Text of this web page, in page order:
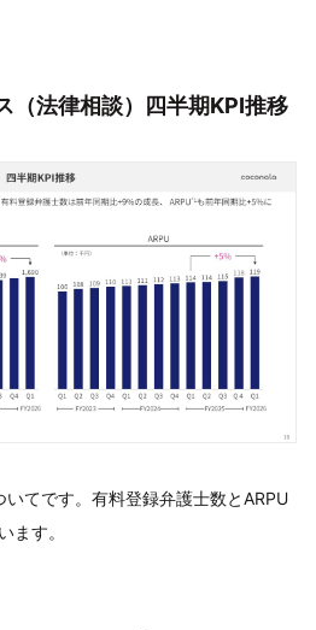
（法律相談）四半期KPI推移
てです。有料登録弁護士数とARPU
ます。